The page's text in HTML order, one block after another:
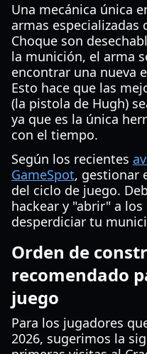
Una mecánica única
armas especializadas
Choque son
la munición, el arma
encontrar una nueva
Esto hace que las
(la pistola de Hugh)
ya que es la única
con el tiempo.
Según los recientes
GameSpot, gestionar
del ciclo de juego.
hackear y "abrir" a
desperdiciar tu
Orden de
recomendado
juego
Para los jugadores
2026, sugerimos la